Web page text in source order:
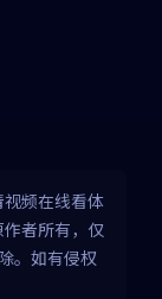
频在线看体
者所有，仅
。如有侵权